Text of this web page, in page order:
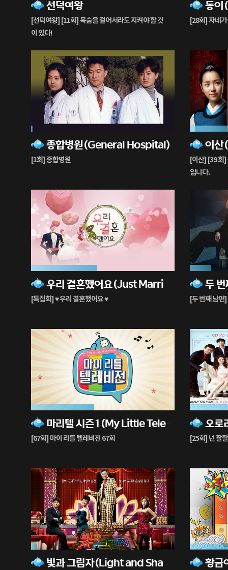
선덕여왕
[선덕여왕] [11회] 목숨을 걸어서라도 지켜야 할 것
이 있다!
재
생
중
동
[28회] 자네
재
생
종합병원(General Hospital)
[1회] 종합병원
1%
재
생
[이산] [39 회]
입니다.
58%
재
생
중
[특집회] ♥ 우리 결혼했어요 ♥
46%
재
생
[두 번째 남편
15%
재
생
[67회] 마이 리틀 텔레비전 67회
44%
재
생
[25회] 넌 잘
83%
재
생
4%
재
황금
37%
재